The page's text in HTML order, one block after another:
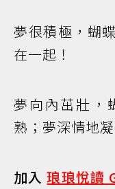
夢很積極，蝴
在一起！
夢向內茁壯，
熟；夢深情地
加入琅琅悅讀